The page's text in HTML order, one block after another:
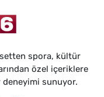
spora, kültür
özel içeriklere
sunuyor.